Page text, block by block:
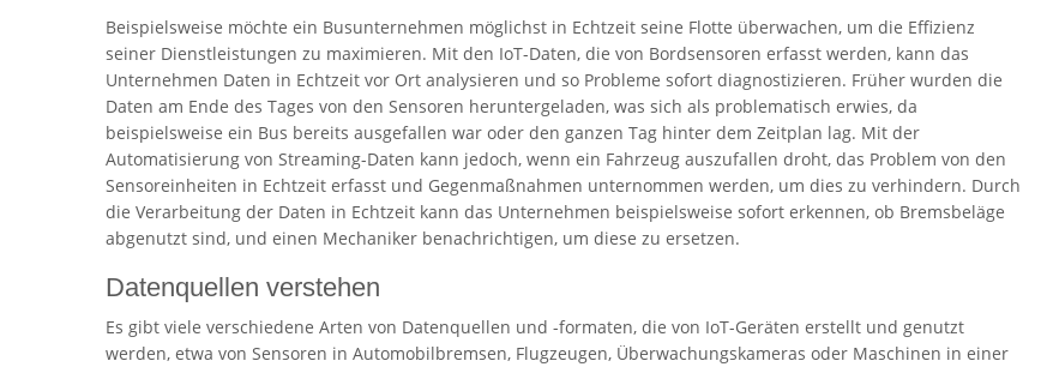
Beispielsweise möchte ein Busunternehmen möglichst in Echtzeit seine Flotte überwachen, um die Effizienz
seiner Dienstleistungen zu maximieren. Mit den IoT-Daten, die von Bordsensoren erfasst werden, kann das
Unternehmen Daten in Echtzeit vor Ort analysieren und so Probleme sofort diagnostizieren. Früher wurden die
Daten am Ende des Tages von den Sensoren heruntergeladen, was sich als problematisch erwies, da
beispielsweise ein Bus bereits ausgefallen war oder den ganzen Tag hinter dem Zeitplan lag. Mit der
Automatisierung von Streaming-Daten kann jedoch, wenn ein Fahrzeug auszufallen droht, das Problem von den
Sensoreinheiten in Echtzeit erfasst und Gegenmaßnahmen unternommen werden, um dies zu verhindern. Durch
die Verarbeitung der Daten in Echtzeit kann das Unternehmen beispielsweise sofort erkennen, ob Bremsbeläge
abgenutzt sind, und einen Mechaniker benachrichtigen, um diese zu ersetzen.
Datenquellen verstehen
Es gibt viele verschiedene Arten von Datenquellen und -formaten, die von IoT-Geräten erstellt und genutzt
werden, etwa von Sensoren in Automobilbremsen, Flugzeugen, Überwachungskameras oder Maschinen in einer